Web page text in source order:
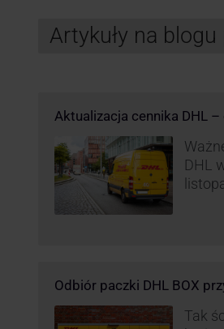
Artykuły na
Aktualizacja cennika DHL
DHL
Odbiór paczki DHL BOX
Tak